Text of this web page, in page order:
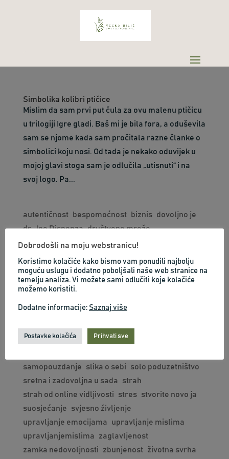
Simbolika kolibri ptičice
Mislim da sam prvi put čula za ovu malenu ptičicu
u trilogiji Igre gladi. Baš mi je bila fora, a oduševila
sam se njome kada sam pročitala razne članke o
simbolici koju nosi. Od tada je nekako oduvijek u
mojoj glavi stoga sam je odlučila „utisnuti“ i na
svoj logo. Pa...
autentičnost bespomoćnost biznis dovoljno je
dr. Joe Dispenza društvene mreže
emocionalni kod
ja sam dovoljna
ljubav prema sebi
mentalni trening
mindfulness
mindset motivacija negativna slika o sebi
neuspjeh odnosi
optimizam
osobna vrijednost i samopoštovanje
poduzetnički mindset
Poduzetništvo
samopouzdanje
slika o sebi
solo poduzetništvo
sretna i zadovoljna u sada
strah
strah od online vidljivosti
stres stvorite novo ja
suosjećanje
svjesno življenje
upravljanje emocijama
upravljanje mislima
upravljanjemislima
zaglavljenost
zamka nedovoljnosti
zbunjenost životna svrha
Dobrodošli na moju webstranicu!
Koristimo kolačiće kako bismo vam ponudili najbolju
moguću uslugu i dodatno poboljšali naše web stranice na
temelju analiza. Vi možete sami odlučiti koje kolačiće
možemo koristiti.
Dodatne informacije: Saznaj više
Postavke kolačića Prihvati sve